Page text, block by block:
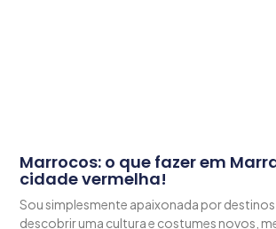
Marrocos: o que fazer em
cidade vermelha!
Sou simplesmente apaixonada por
descobrir uma cultura e costumes novos,